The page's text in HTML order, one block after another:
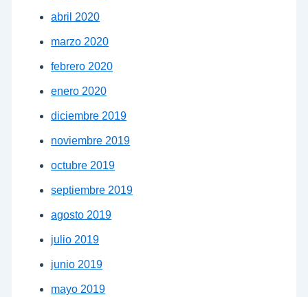
abril 2020
marzo 2020
febrero 2020
enero 2020
diciembre 2019
noviembre 2019
octubre 2019
septiembre 2019
agosto 2019
julio 2019
junio 2019
mayo 2019